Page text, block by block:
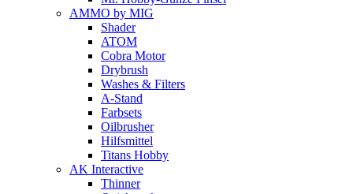
AMMO by MIG
Shader
ATOM
Cobra Motor
Drybrush
Washes & Filters
A-Stand
Farbsets
Oilbrusher
Hilfsmittel
Titans Hobby
AK Interactive
Thinner